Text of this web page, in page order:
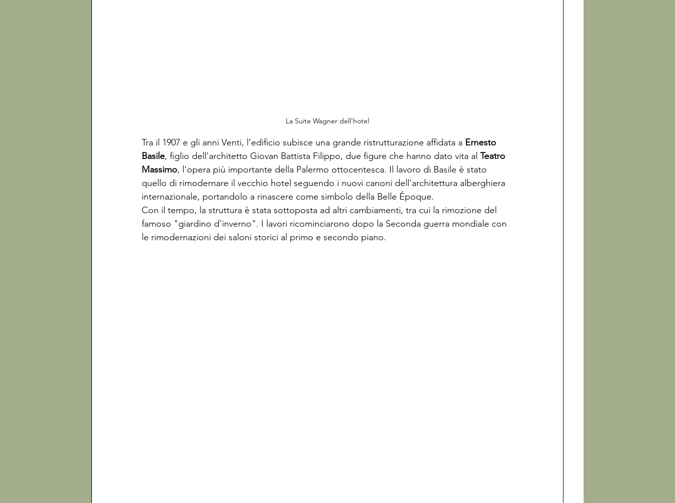
La Suite Wagner dell'hotel
Tra il 1907 e gli anni Venti, l’edificio subisce una grande ristrutturazione affidata a Ernesto
Basile, figlio dell'architetto Giovan Battista Filippo, due figure che hanno dato vita al Teatro
Massimo, l'opera più importante della Palermo ottocentesca. Il lavoro di Basile è stato
quello di rimodernare il vecchio hotel seguendo i nuovi canoni dell'architettura alberghiera
internazionale, portandolo a rinascere come simbolo della Belle Époque.
Con il tempo, la struttura è stata sottoposta ad altri cambiamenti, tra cui la rimozione del
famoso "giardino d'inverno". I lavori ricominciarono dopo la Seconda guerra mondiale con
le rimodernazioni dei saloni storici al primo e secondo piano.